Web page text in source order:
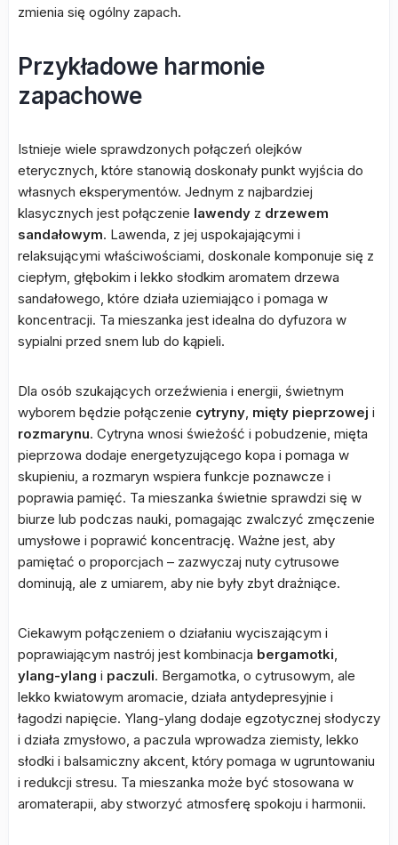
zmienia się ogólny zapach.
Przykładowe harmonie
zapachowe
Istnieje wiele sprawdzonych połączeń olejków
eterycznych, które stanowią doskonały punkt wyjścia do
własnych eksperymentów. Jednym z najbardziej
klasycznych jest połączenie lawendy z drzewem
sandałowym. Lawenda, z jej uspokajającymi i
relaksującymi właściwościami, doskonale komponuje się z
ciepłym, głębokim i lekko słodkim aromatem drzewa
sandałowego, które działa uziemiająco i pomaga w
koncentracji. Ta mieszanka jest idealna do dyfuzora w
sypialni przed snem lub do kąpieli.
Dla osób szukających orzeźwienia i energii, świetnym
wyborem będzie połączenie cytryny, mięty pieprzowej i
rozmarynu. Cytryna wnosi świeżość i pobudzenie, mięta
pieprzowa dodaje energetyzującego kopa i pomaga w
skupieniu, a rozmaryn wspiera funkcje poznawcze i
poprawia pamięć. Ta mieszanka świetnie sprawdzi się w
biurze lub podczas nauki, pomagając zwalczyć zmęczenie
umysłowe i poprawić koncentrację. Ważne jest, aby
pamiętać o proporcjach – zazwyczaj nuty cytrusowe
dominują, ale z umiarem, aby nie były zbyt drażniące.
Ciekawym połączeniem o działaniu wyciszającym i
poprawiającym nastrój jest kombinacja bergamotki,
ylang-ylang i paczuli. Bergamotka, o cytrusowym, ale
lekko kwiatowym aromacie, działa antydepresyjnie i
łagodzi napięcie. Ylang-ylang dodaje egzotycznej słodyczy
i działa zmysłowo, a paczula wprowadza ziemisty, lekko
słodki i balsamiczny akcent, który pomaga w ugruntowaniu
i redukcji stresu. Ta mieszanka może być stosowana w
aromaterapii, aby stworzyć atmosferę spokoju i harmonii.